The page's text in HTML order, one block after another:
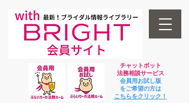
チャットボット
法務相談サービス
会員用お試し版
をご希望の方は
​こちらをクリック！